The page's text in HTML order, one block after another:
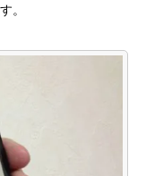
。